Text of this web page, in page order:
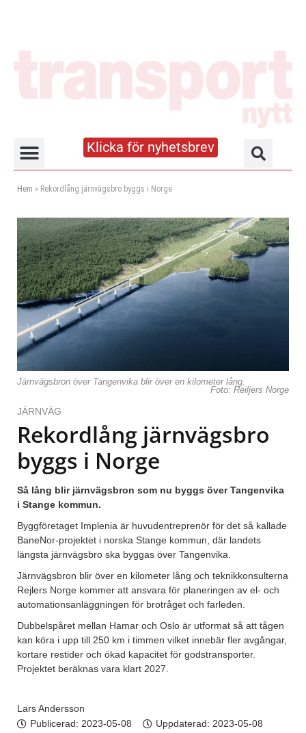
Klicka för nyhetsbrev
Hem » Rekordlång järnvägsbro byggs i Norge
Järnvägsbron över Tangenvika blir över en kilometer lång.
Foto: Reiljers Norge
JÄRNVÄG
Rekordlång järnvägsbro
byggs i Norge
Så lång blir järnvägsbron som nu byggs över Tangenvika
i Stange kommun.
Byggföretaget Implenia är huvudentreprenör för det så kallade
BaneNor-projektet i norska Stange kommun, där landets
längsta järnvägsbro ska byggas över Tangenvika.
Järnvägsbron blir över en kilometer lång och teknikkonsulterna
Rejlers Norge kommer att ansvara för planeringen av el- och
automationsanläggningen för brotråget och farleden.
Dubbelspåret mellan Hamar och Oslo är utformat så att tågen
kan köra i upp till 250 km i timmen vilket innebär fler avgångar,
kortare restider och ökad kapacitet för godstransporter.
Projektet beräknas vara klart 2027.
Lars Andersson
Publicerad: 2023-05-08 Uppdaterad: 2023-05-08